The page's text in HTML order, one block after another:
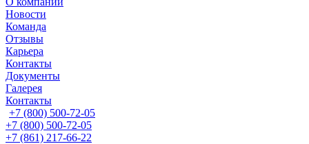
Новости
Команда
Отзывы
Карьера
Контакты
Документы
Галерея
Контакты
+7 (800) 500-72-05
+7 (800) 500-72-05
+7 (861) 217-66-22